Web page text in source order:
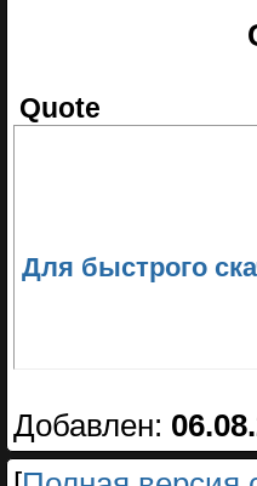
Quote
Для быстрого
Добавлен: